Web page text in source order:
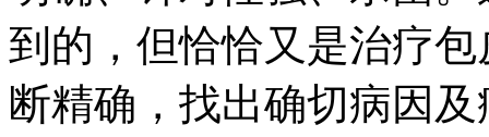
到的，但恰恰又是治疗
断精确，找出确切病因